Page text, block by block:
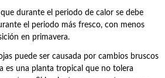
durante el periodo de calor se debe
el periodo más fresco, con menos
en primavera.
puede ser causada por cambios bruscos
es una planta tropical que no tolera